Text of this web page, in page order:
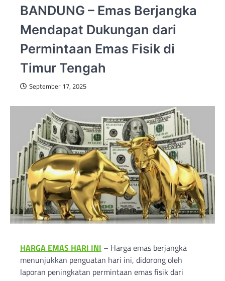
BANDUNG – Emas Berjangka
Mendapat Dukungan dari
Permintaan Emas Fisik di
Timur Tengah
September 17, 2025
HARGA EMAS HARI INI – Harga emas berjangka
menunjukkan penguatan hari ini, didorong oleh
laporan peningkatan permintaan emas fisik dari